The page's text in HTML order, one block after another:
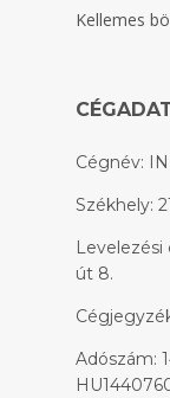
Kellemes
Cégnév:
Székhely:
Levelezési
út 8.
Adószám: